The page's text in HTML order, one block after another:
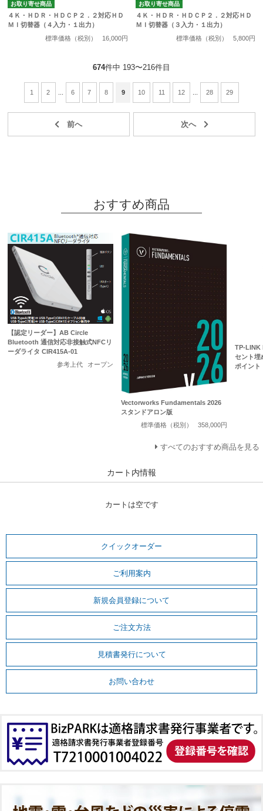
お取り寄せ商品
４Ｋ・ＨＤＲ・ＨＤＣＰ２．２対応ＨＤ
ＭＩ切替器（４入力・１出力）
標準価格（税別）
16,000円
お取り寄せ商品
４Ｋ・ＨＤＲ・ＨＤＣＰ２．２対応ＨＤ
ＭＩ切替器（３入力・１出力）
標準価格（税別）
5,800円
674件中 193〜216件目
1 2 6 7 8 9 10 11 12 28 29
おすすめ商品
【認定リーダー】AB Circle
Bluetooth 通信対応非接触式NFCリ
ーダライタ CIR415A-01
参考上代
オープン
Vectorworks Fundamentals 2026
スタンドアロン版
標準価格（税別）
358,000円
TP-LINK
セント埋
ポイント
すべてのおすすめ商品を見る
カート内情報
カートは空です
クイックオーダー
ご利用案内
新規会員登録について
ご注文方法
見積書発行について
お問い合わせ